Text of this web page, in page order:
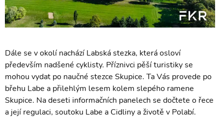
Dále se v okolí nachází Labská stezka, která osloví
především nadšené cyklisty. Příznivci pěší turistiky se
mohou vydat po naučné stezce Skupice. Ta Vás provede po
břehu Labe a přilehlým lesem kolem slepého ramene
Skupice. Na deseti informačních panelech se dočtete o řece
a její regulaci, soutoku Labe a Cidliny a životě v Polabí.